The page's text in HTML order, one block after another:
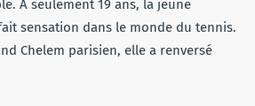
À seulement 19 ans, la jeune
sensation dans le monde du tennis.
Chelem parisien, elle a renversé